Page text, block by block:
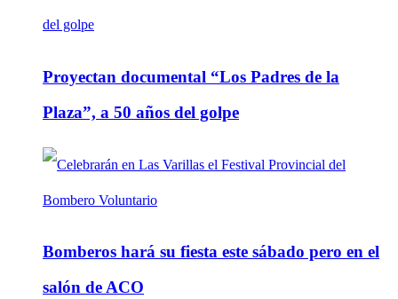
Proyectan documental “Los Padres de la
Plaza”, a 50 años del golpe
Bomberos hará su fiesta este sábado pero en el
salón de ACO